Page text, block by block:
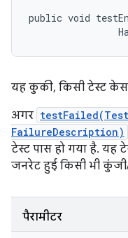
public void
यह कुकी, किसी टेस्ट केस
अगर
FailureDescription)
टेस्ट पास हो गया है.
जनरेट हुई किसी भी कुंजी/
पैरामीटर